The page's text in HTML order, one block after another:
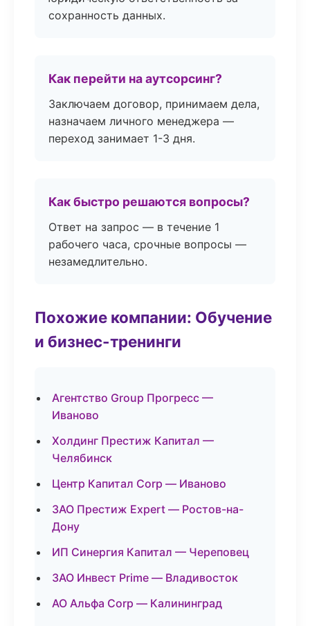
сохранность данных.
Как перейти на аутсорсинг?
Заключаем договор, принимаем дела,
назначаем личного менеджера —
переход занимает 1-3 дня.
Как быстро решаются вопросы?
Ответ на запрос — в течение 1
рабочего часа, срочные вопросы —
незамедлительно.
Похожие компании: Обучение
и бизнес-тренинги
Агентство Group Прогресс —
Иваново
Холдинг Престиж Капитал —
Челябинск
Центр Капитал Corp — Иваново
ЗАО Престиж Expert — Ростов-на-
Дону
ИП Синергия Капитал — Череповец
ЗАО Инвест Prime — Владивосток
АО Альфа Corp — Калининград